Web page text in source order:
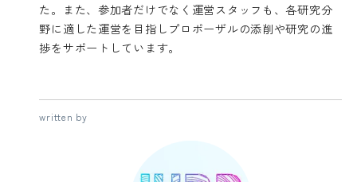
た。また、参加者だけでなく運営スタッフも、各研究分
野に適した運営を目指しプロポーザルの添削や研究の進
捗をサポートしています。
written by